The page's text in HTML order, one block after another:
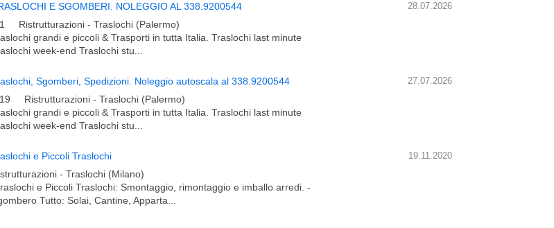
28.07.2026
E SGOMBERI. NOLEGGIO AL 338.9200544
Ristrutturazioni - Traslochi (Palermo)
grandi e piccoli & Trasporti in tutta Italia. Traslochi last minute
week-end Traslochi stu...
27.07.2026
Sgomberi, Spedizioni. Noleggio autoscala al 338.9200544
Ristrutturazioni - Traslochi (Palermo)
grandi e piccoli & Trasporti in tutta Italia. Traslochi last minute
week-end Traslochi stu...
19.11.2020
e Piccoli Traslochi
- Traslochi (Milano)
e Piccoli Traslochi: Smontaggio, rimontaggio e imballo arredi. -
Tutto: Solai, Cantine, Apparta...